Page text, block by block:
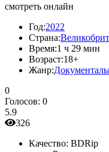
смотреть онлайн
Год:2022
Страна:
Время:1 ч 29 мин
Возраст:18+
Жанр:
0
Голосов: 0
5.9
326
Качество: BDRip